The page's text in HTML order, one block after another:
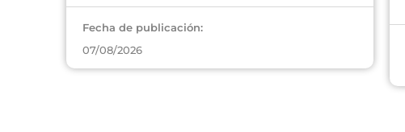
Fecha de publicación:
07/08/2026